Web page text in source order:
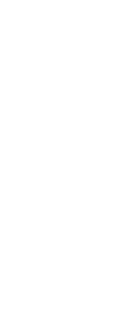
お客さまが
どをご希望さ
ご本人であ
9．法令、規
当社は、保
その他規範
適宜見直し、